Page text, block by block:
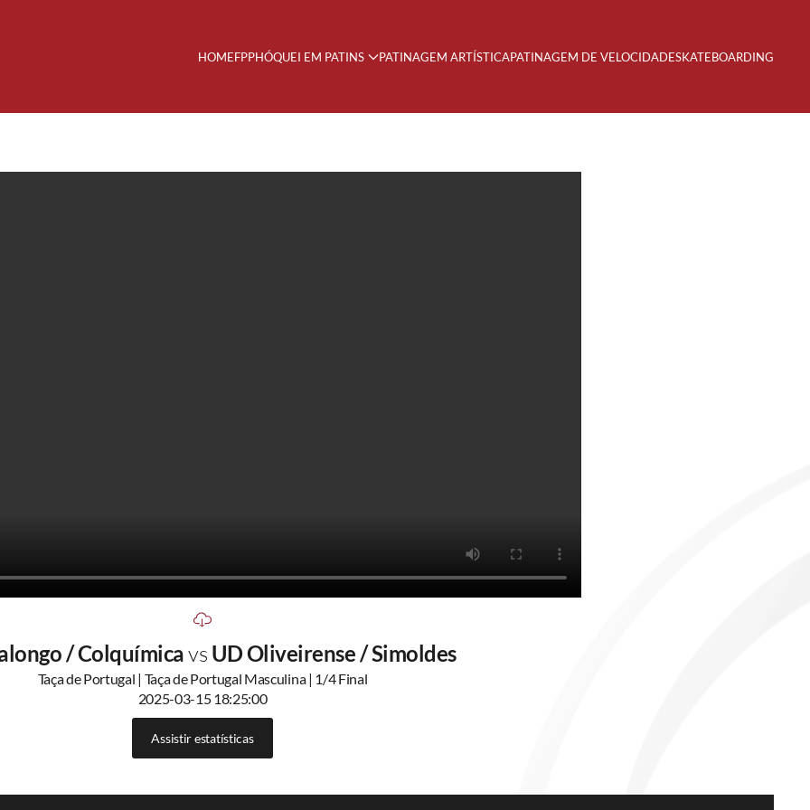
HOMEFPPHÓQUEI EM PATINS PATINAGEM ARTÍSTICAPATINAGEM DE VELOCIDADESKATEBOARDING
/ Colquímicavs UD Oliveirense / Simoldes
Taça de Portugal | Taça de Portugal Masculina | 1/4 Final
2025-03-15 18:25:00
Assistir estatísticas